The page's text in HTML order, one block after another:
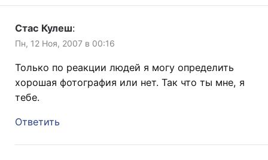
Стас Кулеш:
Пн, 12 Ноя, 2007 в 00:16
Только по реакции людей я могу определить
хорошая фотография или нет. Так что ты мне, я
тебе.
Ответить